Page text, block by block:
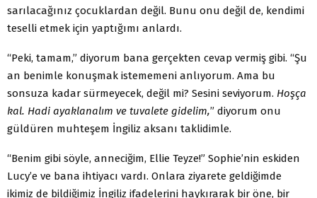
sarılacağınız çocuklardan değil. Bunu onu değil de, kendimi
teselli etmek için yaptığımı anlardı.
“Peki, tamam,” diyorum bana gerçekten cevap vermiş gibi. “Şu
an benimle konuşmak istememeni anlıyorum. Ama bu
sonsuza kadar sürmeyecek, değil mi? Sesini seviyorum. Hoşça
kal. Hadi ayaklanalım ve tuvalete gidelim,” diyorum onu
güldüren muhteşem İngiliz aksanı taklidimle.
“Benim gibi söyle, anneciğim, Ellie Teyze!” Sophie’nin eskiden
Lucy’e ve bana ihtiyacı vardı. Onlara ziyarete geldiğimde
ikimiz de bildiğimiz İngiliz ifadelerini haykırarak bir öne, bir